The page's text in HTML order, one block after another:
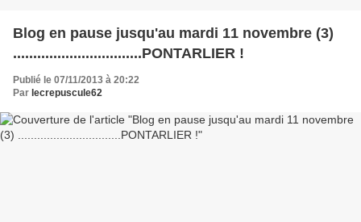
Blog en pause jusqu'au mardi 11 novembre (3)
................................PONTARLIER !
Publié le 07/11/2013 à 20:22
Par lecrepuscule62